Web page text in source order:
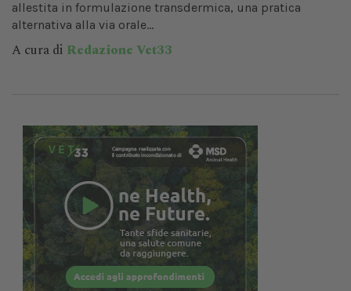
allestita in formulazione transdermica, una pratica
alternativa alla via orale...
A cura di Redazione Vet33